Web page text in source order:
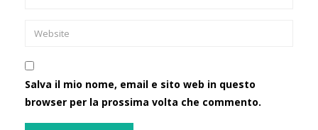
Salva il mio nome, email e sito web in questo
browser per la prossima volta che commento.